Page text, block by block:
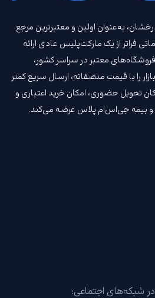
سابقه درخشان، به‌عنوان اولین و معتبرترین مرجع
فراتر از یک مارکت‌پلیس عادی ارائه
معتبر در سراسر کشور،
را با قیمت‌ منصفانه، ارسال سریع کمتر
تحویل حضوری، امکان خرید اعتباری و
و بیمه جی‌اس‌ام‌ پلاس عرضه می‌کند.
شبکه‌های اجتماعی: